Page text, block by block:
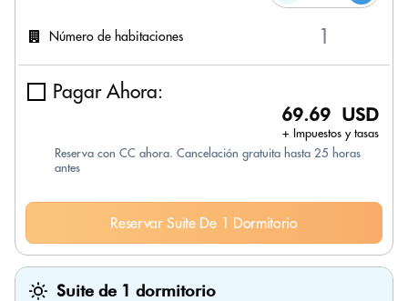
Número de habitaciones
Pagar Ahora:
69.69 USD
+ Impuestos y tasas
Reserva con CC ahora. Cancelación gratuita hasta 25 horas
antes
Reservar Suite De 1 Dormitorio
Suite de 1 dormitorio